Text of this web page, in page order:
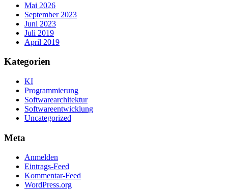
Mai 2026
September 2023
Juni 2023
Juli 2019
April 2019
Kategorien
KI
Programmierung
Softwarearchitektur
Softwareentwicklung
Uncategorized
Meta
Anmelden
Eintrags-Feed
Kommentar-Feed
WordPress.org